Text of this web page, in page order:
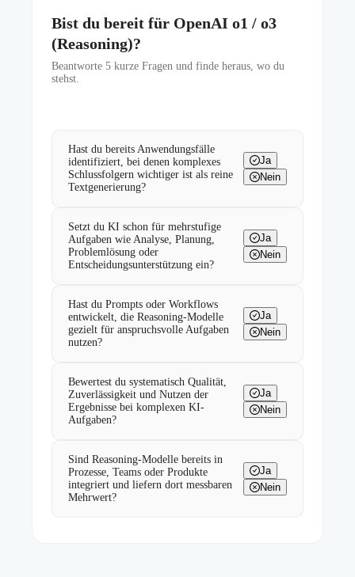
Bist du bereit für OpenAI o1 / o3
(Reasoning)?
Beantworte 5 kurze Fragen und finde heraus, wo du
stehst.
Hast du bereits Anwendungsfälle
identifiziert, bei denen komplexes
Schlussfolgern wichtiger ist als reine
Textgenerierung?
Ja
Nein
Setzt du KI schon für mehrstufige
Aufgaben wie Analyse, Planung,
Problemlösung oder
Entscheidungsunterstützung ein?
Ja
Nein
Hast du Prompts oder Workflows
entwickelt, die Reasoning-Modelle
gezielt für anspruchsvolle Aufgaben
nutzen?
Ja
Nein
Bewertest du systematisch Qualität,
Zuverlässigkeit und Nutzen der
Ergebnisse bei komplexen KI-
Aufgaben?
Ja
Nein
Sind Reasoning-Modelle bereits in
Prozesse, Teams oder Produkte
integriert und liefern dort messbaren
Mehrwert?
Ja
Nein